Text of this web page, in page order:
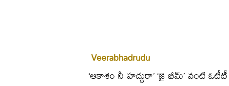
Veerabhadrudu
‘ఆకాశం నీ హద్దురా’ ‘జై భీమ్’ వంటి